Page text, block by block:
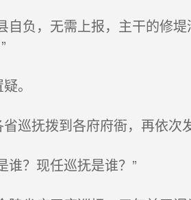
负，无需上报，主干的修
。
巡抚拨到各府府衙，再依次
？现任巡抚是谁？”